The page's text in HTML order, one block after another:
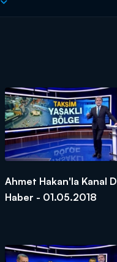
Ahmet Hakan'la Kanal D
Haber - 01.05.2018